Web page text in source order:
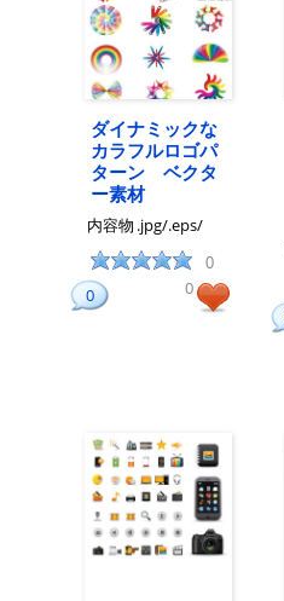
ダイナミックな
カラフルロゴパ
ターン ベクタ
ー素材
内容物 .jpg/.eps/
0
0 0